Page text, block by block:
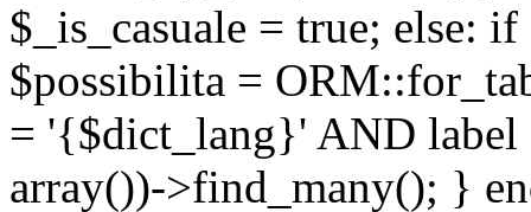
$_is_casuale = true; else:
$possibilita =
= '{$dict_lang}' AND
array())->find_many(); }